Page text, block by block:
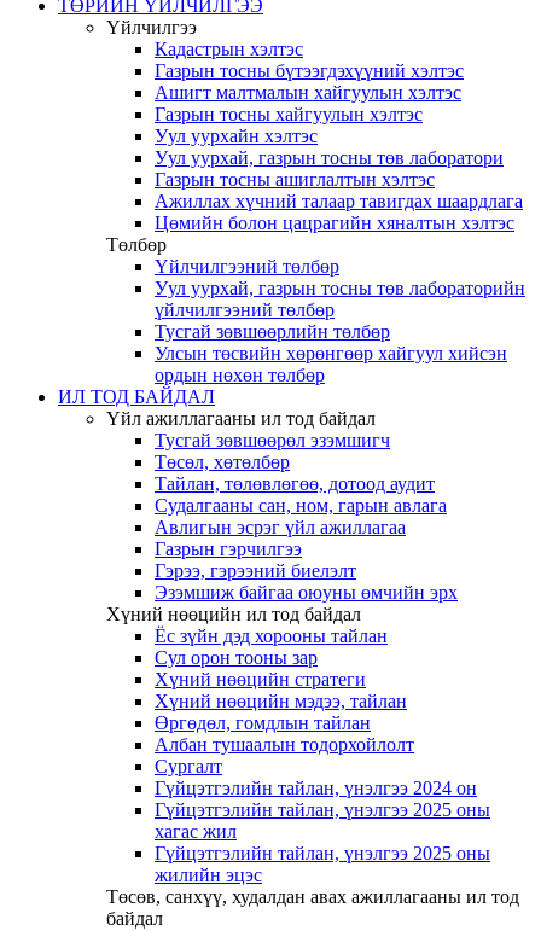
ТӨРИЙН ҮЙЛЧИЛГЭЭ
Үйлчилгээ
Кадастрын хэлтэс
Газрын тосны бүтээгдэхүүний хэлтэс
Ашигт малтмалын хайгуулын хэлтэс
Газрын тосны хайгуулын хэлтэс
Уул уурхайн хэлтэс
Уул уурхай, газрын тосны төв лаборатори
Газрын тосны ашиглалтын хэлтэс
Ажиллах хүчний талаар тавигдах шаардлага
Цөмийн болон цацрагийн хяналтын хэлтэс
Төлбөр
Үйлчилгээний төлбөр
Уул уурхай, газрын тосны төв лабораторийн
үйлчилгээний төлбөр
Тусгай зөвшөөрлийн төлбөр
Улсын төсвийн хөрөнгөөр хайгуул хийсэн
ордын нөхөн төлбөр
ИЛ ТОД БАЙДАЛ
Үйл ажиллагааны ил тод байдал
Тусгай зөвшөөрөл эзэмшигч
Төсөл, хөтөлбөр
Тайлан, төлөвлөгөө, дотоод аудит
Судалгааны сан, ном, гарын авлага
Авлигын эсрэг үйл ажиллагаа
Газрын гэрчилгээ
Гэрээ, гэрээний биелэлт
Эзэмшиж байгаа оюуны өмчийн эрх
Хүний нөөцийн ил тод байдал
Ёс зүйн дэд хорооны тайлан
Сул орон тооны зар
Хүний нөөцийн стратеги
Хүний нөөцийн мэдээ, тайлан
Өргөдөл, гомдлын тайлан
Албан тушаалын тодорхойлолт
Сургалт
Гүйцэтгэлийн тайлан, үнэлгээ 2024 он
Гүйцэтгэлийн тайлан, үнэлгээ 2025 оны
хагас жил
Гүйцэтгэлийн тайлан, үнэлгээ 2025 оны
жилийн эцэс
Төсөв, санхүү, худалдан авах ажиллагааны ил тод
байдал